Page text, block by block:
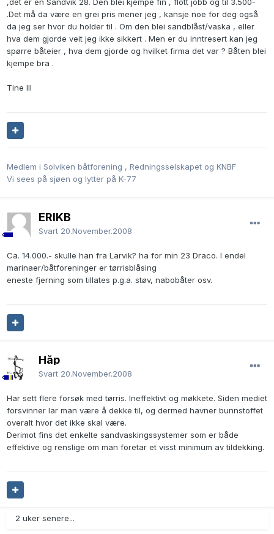
,det er en Sandvik 28. Den blei kjempe fin , flott jobb og til 3.500-
.Det må da være en grei pris mener jeg , kansje noe for deg også
da jeg ser hvor du holder til . Om den blei sandblåst/vaska , eller
hva dem gjorde veit jeg ikke sikkert . Men er du inntresert kan jeg
spørre båteier , hva dem gjorde og hvilket firma det var ? Båten blei
kjempe bra .
Tine III
Medlem i Solviken båtforening , Redningsselskapet og KNBF
Vi sees på sjøen og lytter på K-77
ERIKB
Svart 20.November.2008
Ca. 14.000.- skulle han fra Larvik? ha for min 23 Draco. I endel
marinaer/båtforeninger er tørrisblåsing
eneste fjerning som tillates p.g.a. støv, nabobåter osv.
Håp
Svart 20.November.2008
Har sett flere forsøk med tørris. Ineffektivt og møkkete. Siden mediet
forsvinner lar man være å dekke til, og dermed havner bunnstoffet
overalt hvor det ikke skal være.
Derimot fins det enkelte sandvaskingssystemer som er både
effektive og renslige om man foretar et visst minimum av tildekking.
2 uker senere...